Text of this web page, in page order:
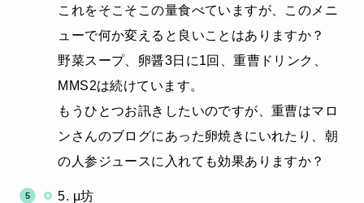
これをそこそこの量食べていますが、このメニ
ューで何か変えると良いことはありますか？
野菜スープ、卵醤3日に1回、重曹ドリンク、
MMS2は続けています。
もうひとつお訊きしたいのですが、重曹はマロ
ンさんのブログにあった卵焼きにいれたり、朝
の人参ジュースに入れても効果ありますか？
5. μ坊